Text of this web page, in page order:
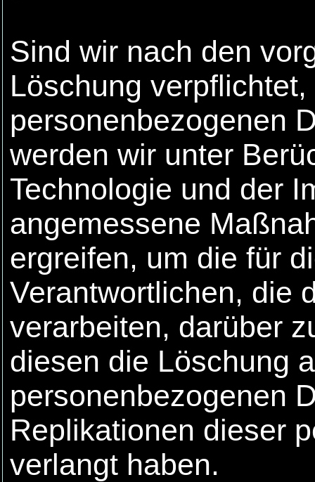
Sind wir nach den
Löschung
personenbezogenen
werden wir unter
Technologie und der
angemessene
ergreifen, um die für
Verantwortlichen, die
verarbeiten, darüber
diesen die Löschung
personenbezogenen
Replikationen dieser
verlangt haben.